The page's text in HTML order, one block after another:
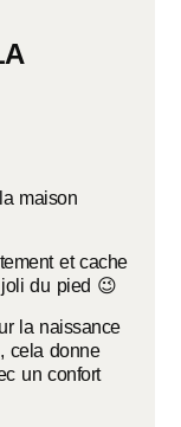
maison
et cache
du pied 😉
la naissance
cela donne
un confort